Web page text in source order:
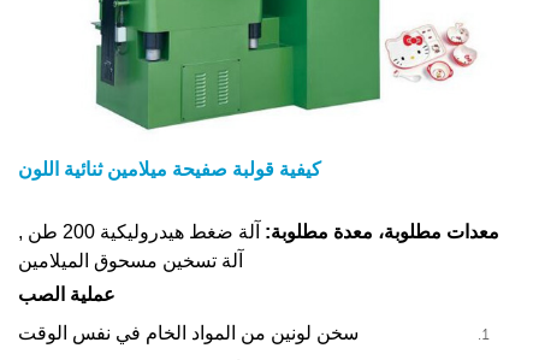
كيفية قولبة صفيحة ميلامين ثنائية اللون
معدات مطلوبة، معدة مطلوبة:
آلة ضغط هيدروليكية 200 طن ,
آلة تسخين مسحوق الميلامين
عملية الصب
سخن لونين من المواد الخام في نفس الوقت